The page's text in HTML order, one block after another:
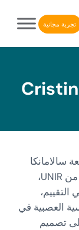
تجربة مجانية
سالامانكا
من UNIR،
العصبية في
تصميم